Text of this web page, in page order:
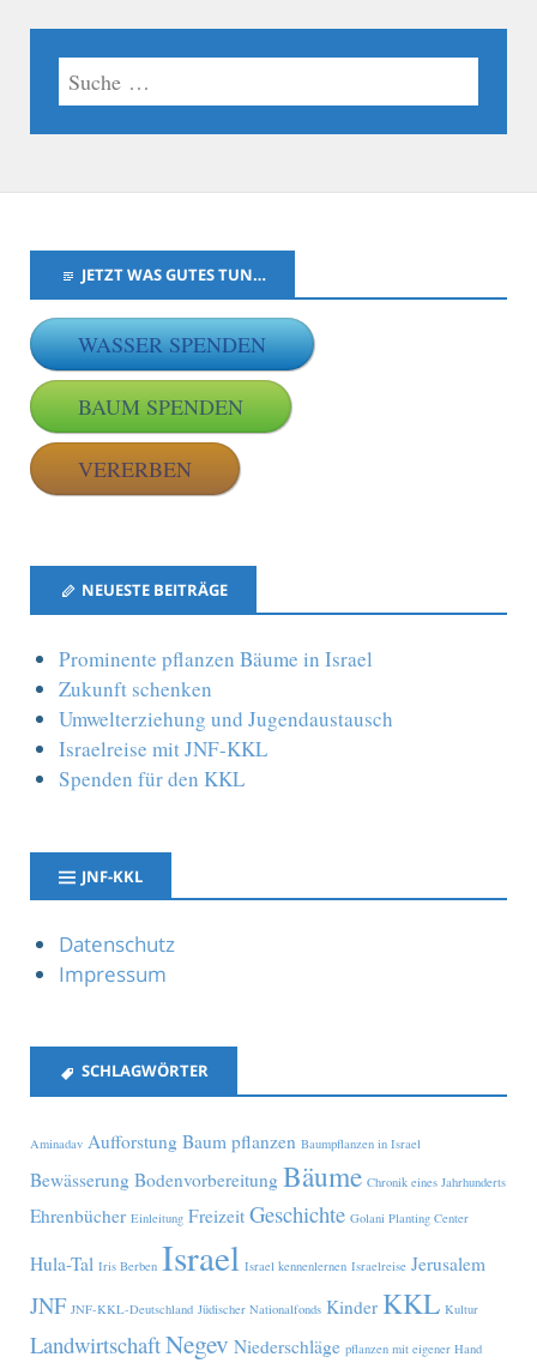
JETZT WAS GUTES TUN…
WASSER SPENDEN
BAUM SPENDEN
VERERBEN
NEUESTE BEITRÄGE
Prominente pflanzen Bäume in Israel
Zukunft schenken
Umwelterziehung und Jugendaustausch
Israelreise mit JNF-KKL
Spenden für den KKL
JNF-KKL
Datenschutz
Impressum
SCHLAGWÖRTER
Aminadav Aufforstung Baum pflanzen Baumpflanzen in Israel
Bewässerung Bodenvorbereitung Bäume Chronik eines Jahrhunderts
Ehrenbücher Einleitung Freizeit Geschichte Golani Planting Center
Hula-Tal Iris Berben Israel Israel kennenlernen Israelreise Jerusalem
JNF JNF-KKL-Deutschland Jüdischer Nationalfonds Kinder KKL Kultur
LandwirtschaftNegev Niederschläge pflanzen mit eigener Hand